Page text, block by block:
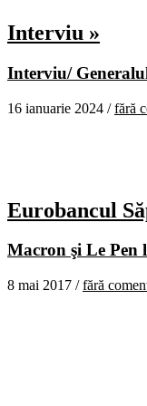
Interviu »
Interviu/
16 ianuarie 2024 /fără
Eurobancul
Macron şi Le Pen
8 mai 2017 /fără